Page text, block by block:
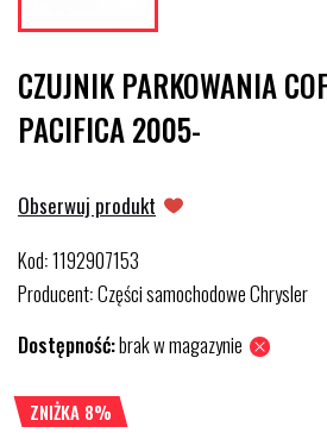
CZUJNIK PARKOWANIA
PACIFICA 2005-
Obserwuj produkt
Kod:1192907153
Producent:Części samochodowe Chrysler
Dostępność:brak w magazynie
ZNIŻKA 8%